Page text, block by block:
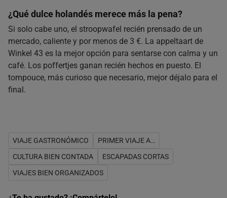
¿Qué dulce holandés merece más la pena?
Si solo cabe uno, el stroopwafel recién prensado de un
mercado, caliente y por menos de 3 €. La appeltaart de
Winkel 43 es la mejor opción para sentarse con calma y un
café. Los poffertjes ganan recién hechos en puesto. El
tompouce, más curioso que necesario, mejor déjalo para el
final.
VIAJE GASTRONÓMICO
PRIMER VIAJE A…
CULTURA BIEN CONTADA
ESCAPADAS CORTAS
VIAJES BIEN ORGANIZADOS